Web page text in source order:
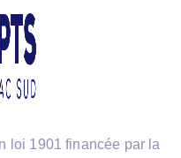
loi 1901 financée par la